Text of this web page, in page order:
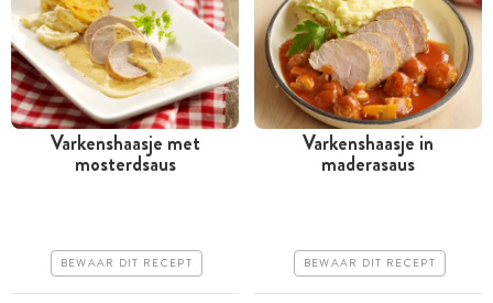
Tussen 30 minuten en 1
Varkenshaasje met
mosterdsaus
BEWAAR DIT RECEPT
Tussen 30 minuten en 1
Varkenshaasje in
maderasaus
BEWAAR DIT RECEPT